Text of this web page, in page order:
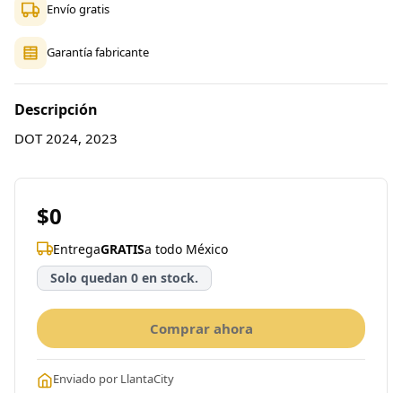
Envío gratis
Garantía fabricante
Descripción
DOT 2024, 2023
$0
EntregaGRATISa todo México
Solo quedan 0 en stock.
Comprar ahora
Enviado por LlantaCity